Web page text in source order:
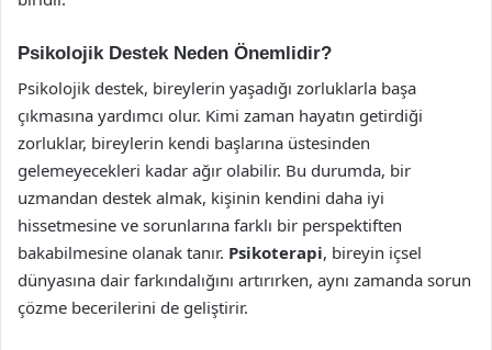
Psikolojik Destek Neden Önemlidir?
Psikolojik destek, bireylerin yaşadığı zorluklarla başa
çıkmasına yardımcı olur. Kimi zaman hayatın getirdiği
zorluklar, bireylerin kendi başlarına üstesinden
gelemeyecekleri kadar ağır olabilir. Bu durumda, bir
uzmandan destek almak, kişinin kendini daha iyi
hissetmesine ve sorunlarına farklı bir perspektiften
bakabilmesine olanak tanır. Psikoterapi, bireyin içsel
dünyasına dair farkındalığını artırırken, aynı zamanda sorun
çözme becerilerini de geliştirir.